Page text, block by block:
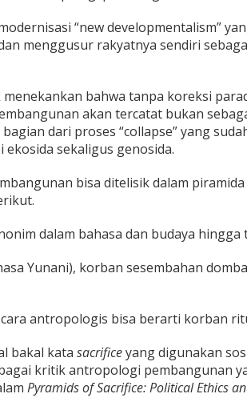
“new developmentalism”
menggusur rakyatnya sendiri
bahwa tanpa koreksi
akan tercatat bukan
dari proses “collapse” yang
sekaligus genosida.
bisa ditelisik dalam
dalam bahasa dan budaya hingga
Yunani), korban sesembahan
antropologis bisa berarti korban
bakal kata sacrificeyang digunakan
kritik antropologi pembangunan
Pyramids of Sacrifice: Political Ethics